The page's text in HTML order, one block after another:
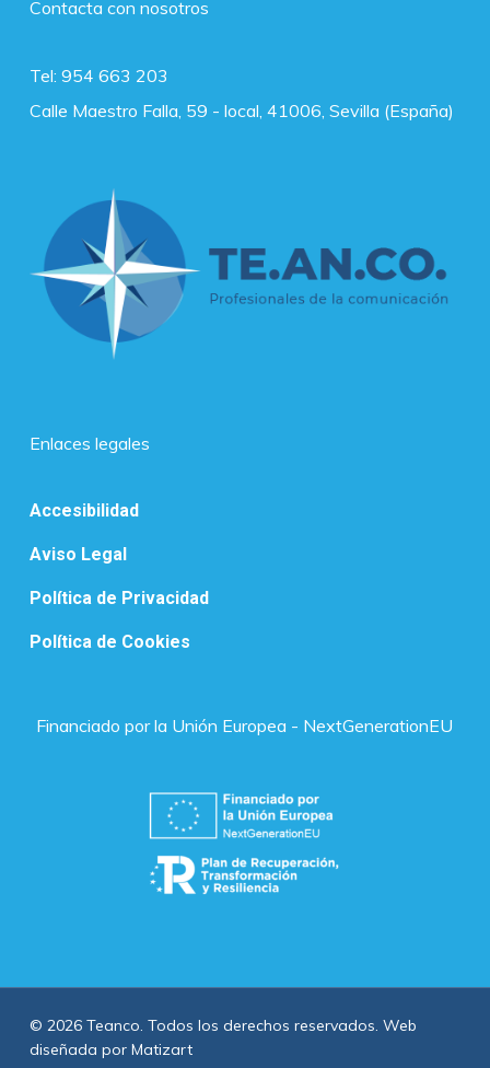
Contacta con nosotros
Tel: 954 663 203
Calle Maestro Falla, 59 - local, 41006, Sevilla (España)
Enlaces legales
Accesibilidad
Aviso Legal
Política de Privacidad
Política de Cookies
Financiado por la Unión Europea - NextGenerationEU
© 2026 Teanco. Todos los derechos reservados. Web
diseñada porMatizart